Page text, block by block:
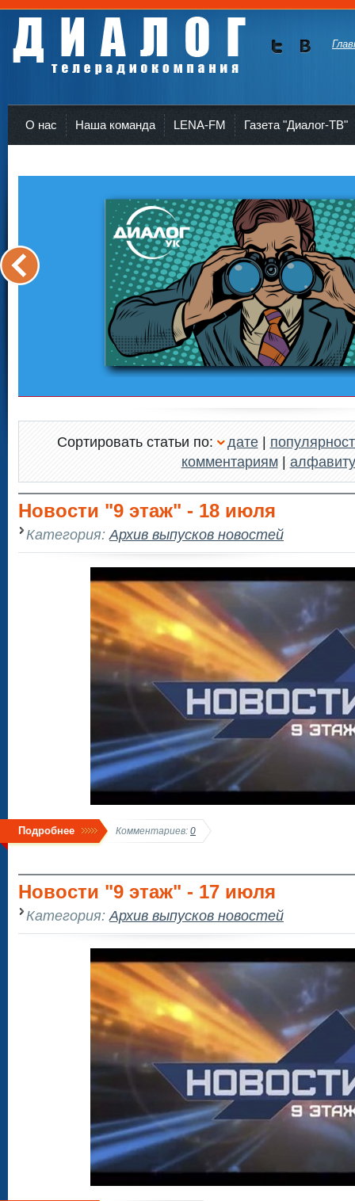
О нас Наша команда LENA-FM Газета "Диалог-ТВ"
Сортировать статьи по: дате|
комментариям| алфавиту
Новости "9 этаж" - 18 июля
Категория: Архив выпусков новостей
Подробнее Комментариев: 0
Новости "9 этаж" - 17 июля
Категория: Архив выпусков новостей